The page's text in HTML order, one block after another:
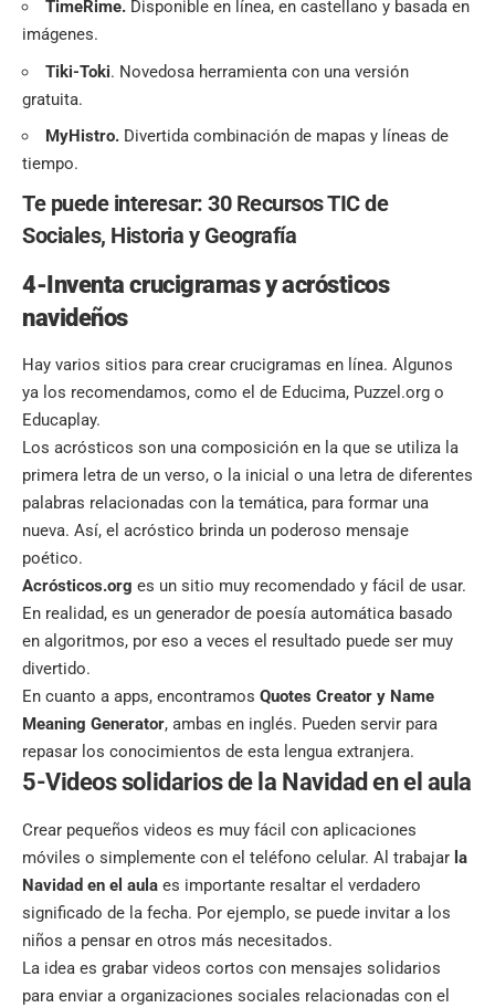
TimeRime. Disponible en línea, en castellano y basada en
imágenes.
Tiki-Toki. Novedosa herramienta con una versión
gratuita.
MyHistro. Divertida combinación de mapas y líneas de
tiempo.
Te puede interesar: 30 Recursos TIC de
Sociales, Historia y Geografía
4-Inventa crucigramas y acrósticos
navideños
Hay varios sitios para crear crucigramas en línea. Algunos
ya los recomendamos, como el de Educima, Puzzel.org o
Educaplay.
Los acrósticos son una composición en la que se utiliza la
primera letra de un verso, o la inicial o una letra de diferentes
palabras relacionadas con la temática, para formar una
nueva. Así, el acróstico brinda un poderoso mensaje
poético.
Acrósticos.org es un sitio muy recomendado y fácil de usar.
En realidad, es un generador de poesía automática basado
en algoritmos, por eso a veces el resultado puede ser muy
divertido.
En cuanto a apps, encontramos Quotes Creator y Name
Meaning Generator, ambas en inglés. Pueden servir para
repasar los conocimientos de esta lengua extranjera.
5-Videos solidarios de la Navidad en el aula
Crear pequeños videos es muy fácil con aplicaciones
móviles o simplemente con el teléfono celular. Al trabajar la
Navidad en el aula es importante resaltar el verdadero
significado de la fecha. Por ejemplo, se puede invitar a los
niños a pensar en otros más necesitados.
La idea es grabar videos cortos con mensajes solidarios
para enviar a organizaciones sociales relacionadas con el